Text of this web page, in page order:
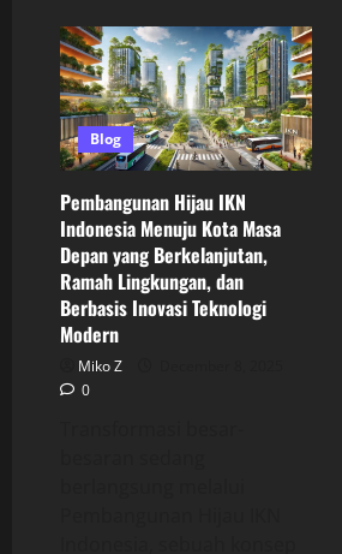
Blog
Pembangunan Hijau IKN
Indonesia Menuju Kota Masa
Depan yang Berkelanjutan,
Ramah Lingkungan, dan
Berbasis Inovasi Teknologi
Modern
Miko Z
0